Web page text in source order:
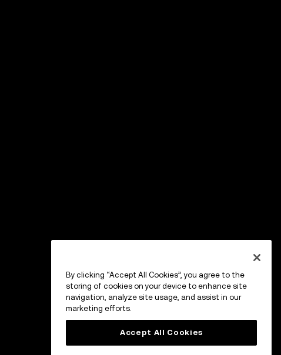
By clicking “Accept All Cookies”, you agree to the
storing of cookies on your device to enhance site
navigation, analyze site usage, and assist in our
marketing efforts.
Accept All Cookies